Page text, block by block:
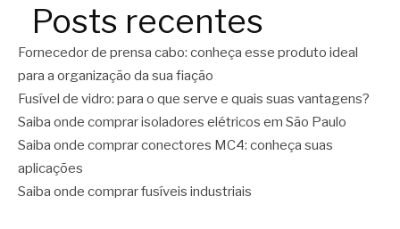
Posts recentes
Fornecedor de prensa cabo: conheça esse produto ideal
para a organização da sua fiação
Fusível de vidro: para o que serve e quais suas vantagens?
Saiba onde comprar isoladores elétricos em São Paulo
Saiba onde comprar conectores MC4: conheça suas
aplicações
Saiba onde comprar fusíveis industriais